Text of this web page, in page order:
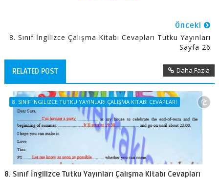
Önceki
8. Sınıf İngilizce Çalışma Kitabı Cevapları Tutku Yayınları
Sayfa 26
RELATED POST Daha Fazla
8. SINIF İNGILIZCE TUTKU YAYINLARI ÇALIŞMA KITABI CEVAPLARI
8. Sınıf İngilizce Tutku Yayınları Çalışma Kitabı Cevapları